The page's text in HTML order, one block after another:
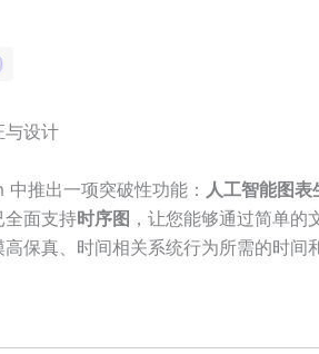
与设计
推出一项突破性功能： 人工智能图表
全面支持时序图 ，让您能够通过简单
保真、时间相关系统行为所需的时间